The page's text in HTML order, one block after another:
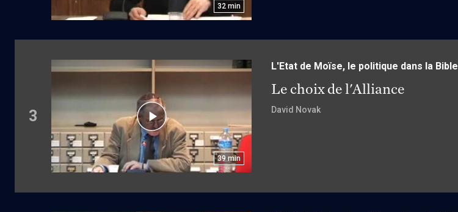
32 min
3
39 min
L'Etat de Moïse, le politique dans la Bible
Le choix de l'Alliance
David Novak